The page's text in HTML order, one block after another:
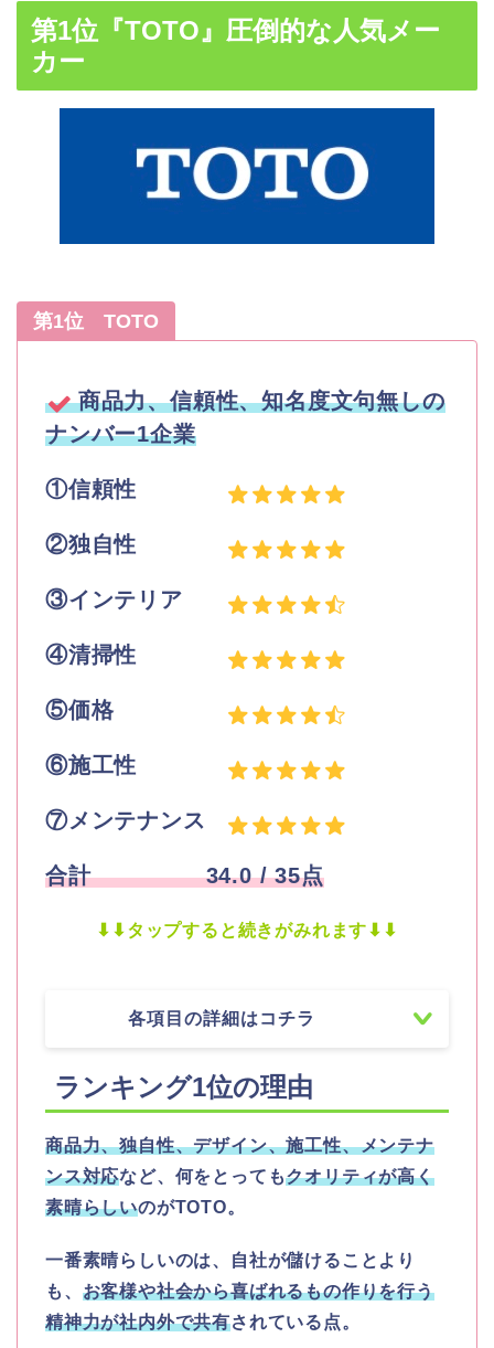
第1位『TOTO』圧倒的な人気メー
カー
第1位 TOTO
商品力、信頼性、知名度文句無しの
ナンバー1企業
①信頼性
②独自性
③インテリア
④清掃性
⑤価格
⑥施工性
⑦メンテナンス
合計34.0 / 35点
⬇︎⬇︎タップすると続きがみれます⬇︎⬇︎
各項目の詳細はコチラ
ランキング1位の理由
商品力、独自性、デザイン、施工性、メンテナ
ンス対応など、何をとってもクオリティが高く
素晴らしいのがTOTO。
一番素晴らしいのは、自社が儲けることより
も、 お客様や社会から喜ばれるもの作りを行う
精神力が社内外で共有されている点。